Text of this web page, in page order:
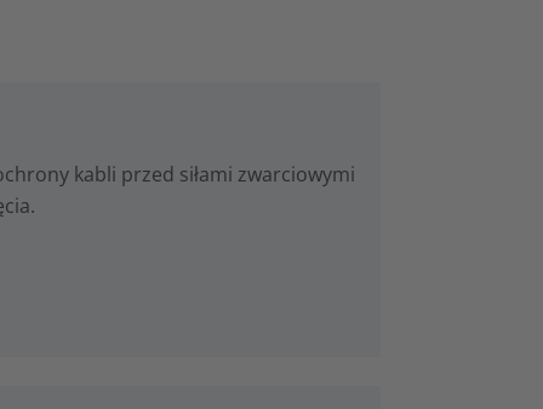
kabli przed siłami zwarciowymi